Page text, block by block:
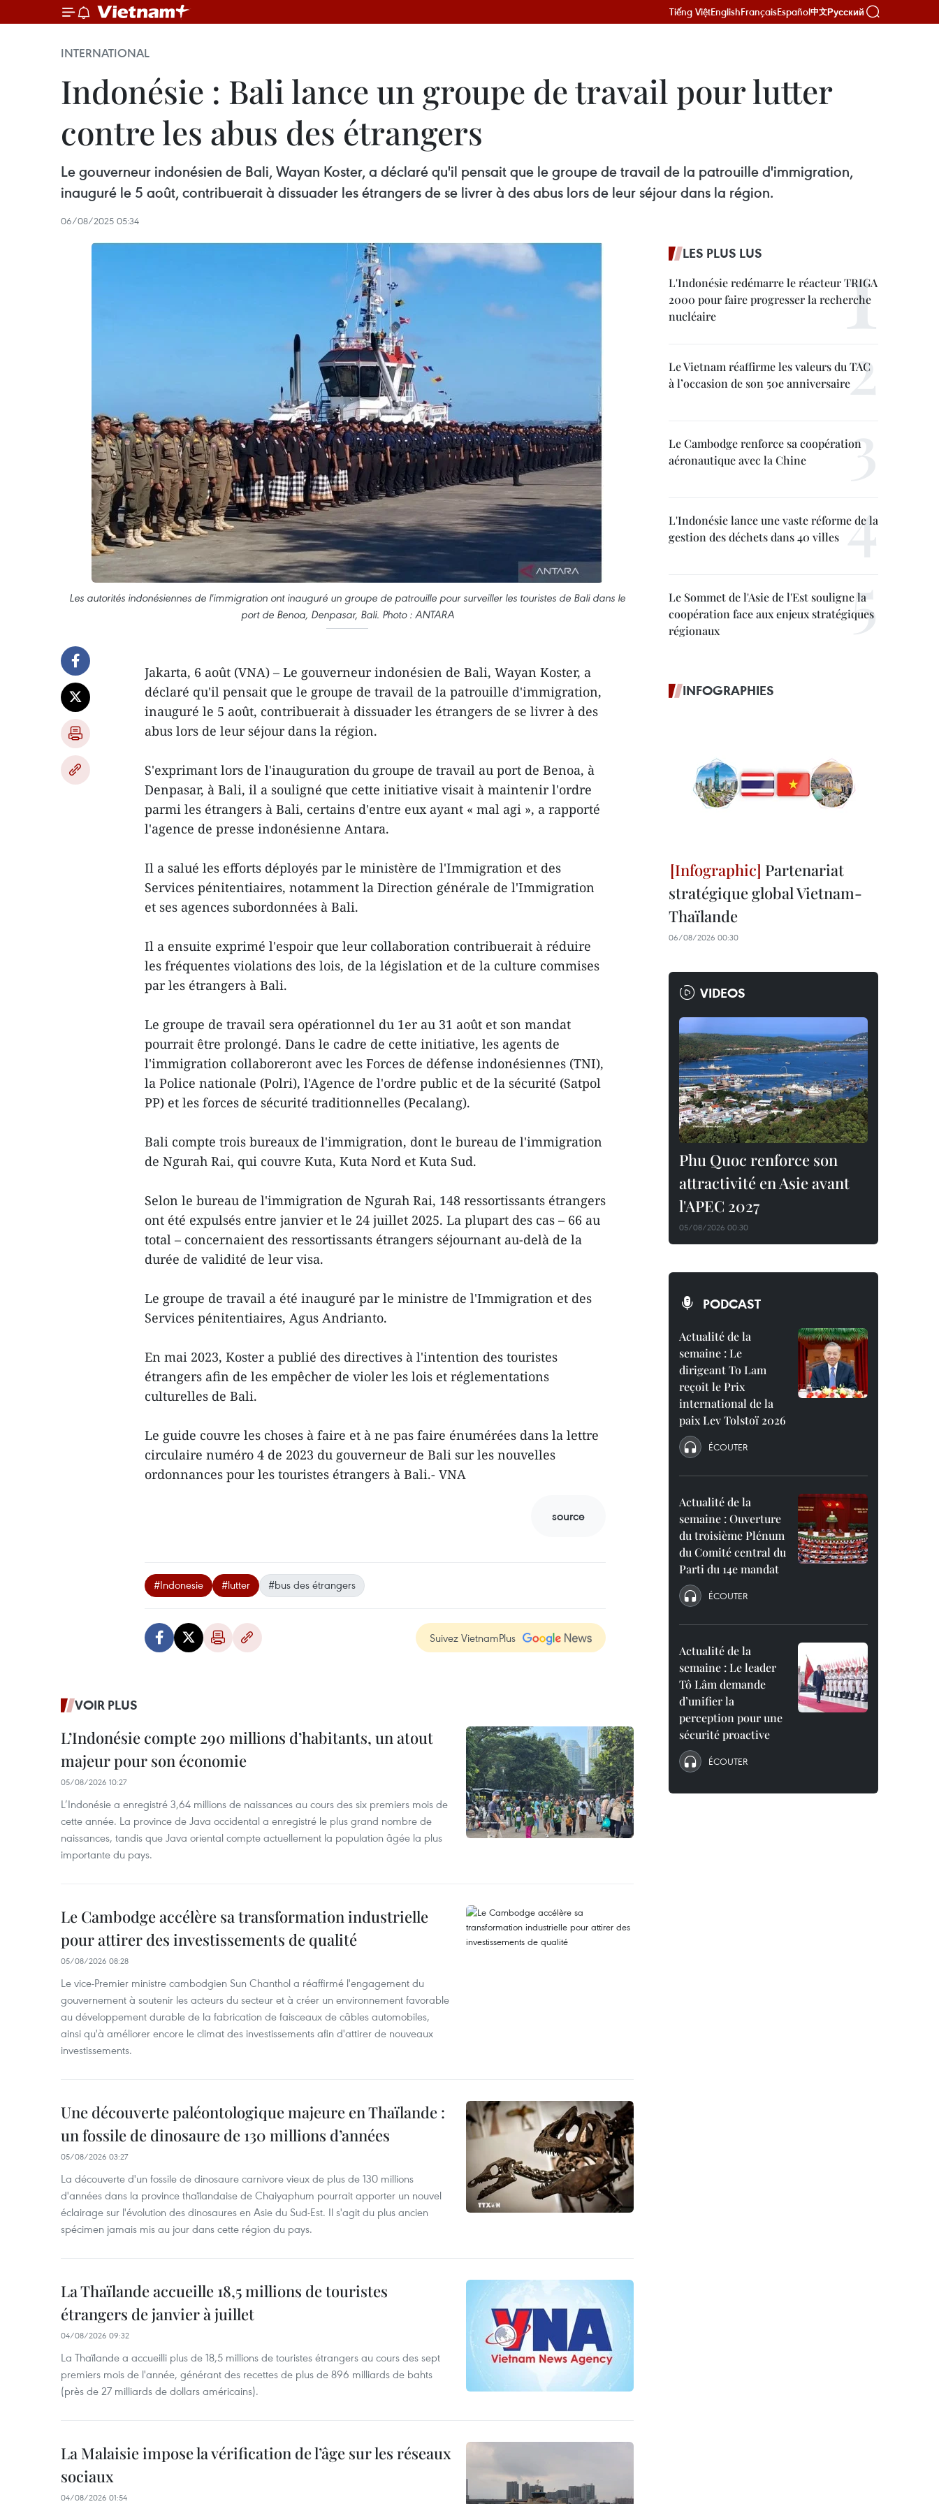
Tiếng ViệtEnglishFrançaisEspañol中文Русский
INTERNATIONAL
Indonésie : Bali lance un groupe de travail pour lutter
contre les abus des étrangers
Le gouverneur indonésien de Bali, Wayan Koster, a déclaré qu'il pensait que le groupe de travail de la patrouille d'immigration,
inauguré le 5 août, contribuerait à dissuader les étrangers de se livrer à des abus lors de leur séjour dans la région.
06/08/2025 05:34
Les autorités indonésiennes de l'immigration ont inauguré un groupe de patrouille pour surveiller les touristes de Bali dans le
port de Benoa, Denpasar, Bali. Photo : ANTARA
Jakarta, 6 août (VNA) – Le gouverneur indonésien de Bali, Wayan Koster, a
déclaré qu'il pensait que le groupe de travail de la patrouille d'immigration,
inauguré le 5 août, contribuerait à dissuader les étrangers de se livrer à des
abus lors de leur séjour dans la région.
S'exprimant lors de l'inauguration du groupe de travail au port de Benoa, à
Denpasar, à Bali, il a souligné que cette initiative visait à maintenir l'ordre
parmi les étrangers à Bali, certains d'entre eux ayant « mal agi », a rapporté
l'agence de presse indonésienne Antara.
Il a salué les efforts déployés par le ministère de l'Immigration et des
Services pénitentiaires, notamment la Direction générale de l'Immigration
et ses agences subordonnées à Bali.
Il a ensuite exprimé l'espoir que leur collaboration contribuerait à réduire
les fréquentes violations des lois, de la législation et de la culture commises
par les étrangers à Bali.
Le groupe de travail sera opérationnel du 1er au 31 août et son mandat
pourrait être prolongé. Dans le cadre de cette initiative, les agents de
l'immigration collaboreront avec les Forces de défense indonésiennes (TNI),
la Police nationale (Polri), l'Agence de l'ordre public et de la sécurité (Satpol
PP) et les forces de sécurité traditionnelles (Pecalang).
Bali compte trois bureaux de l'immigration, dont le bureau de l'immigration
de Ngurah Rai, qui couvre Kuta, Kuta Nord et Kuta Sud.
Selon le bureau de l'immigration de Ngurah Rai, 148 ressortissants étrangers
ont été expulsés entre janvier et le 24 juillet 2025. La plupart des cas – 66 au
total – concernaient des ressortissants étrangers séjournant au-delà de la
durée de validité de leur visa.
Le groupe de travail a été inauguré par le ministre de l'Immigration et des
Services pénitentiaires, Agus Andrianto.
En mai 2023, Koster a publié des directives à l'intention des touristes
étrangers afin de les empêcher de violer les lois et réglementations
culturelles de Bali.
Le guide couvre les choses à faire et à ne pas faire énumérées dans la lettre
circulaire numéro 4 de 2023 du gouverneur de Bali sur les nouvelles
ordonnances pour les touristes étrangers à Bali.- VNA
source
#Indonesie #lutter #bus des étrangers
Suivez VietnamPlus
VOIR PLUS
L’Indonésie compte 290 millions d’habitants, un atout
majeur pour son économie
05/08/2026 10:27
L’Indonésie a enregistré 3,64 millions de naissances au cours des six premiers mois de
cette année. La province de Java occidental a enregistré le plus grand nombre de
naissances, tandis que Java oriental compte actuellement la population âgée la plus
importante du pays.
Le Cambodge accélère sa transformation industrielle
pour attirer des investissements de qualité
05/08/2026 08:28
Le vice-Premier ministre cambodgien Sun Chanthol a réaffirmé l'engagement du
gouvernement à soutenir les acteurs du secteur et à créer un environnement favorable
au développement durable de la fabrication de faisceaux de câbles automobiles,
ainsi qu'à améliorer encore le climat des investissements afin d'attirer de nouveaux
investissements.
Une découverte paléontologique majeure en Thaïlande :
un fossile de dinosaure de 130 millions d’années
05/08/2026 03:27
La découverte d'un fossile de dinosaure carnivore vieux de plus de 130 millions
d'années dans la province thaïlandaise de Chaiyaphum pourrait apporter un nouvel
éclairage sur l'évolution des dinosaures en Asie du Sud-Est. Il s'agit du plus ancien
spécimen jamais mis au jour dans cette région du pays.
La Thaïlande accueille 18,5 millions de touristes
étrangers de janvier à juillet
04/08/2026 09:32
La Thaïlande a accueilli plus de 18,5 millions de touristes étrangers au cours des sept
premiers mois de l'année, générant des recettes de plus de 896 milliards de bahts
(près de 27 milliards de dollars américains).
La Malaisie impose la vérification de l’âge sur les réseaux
sociaux
04/08/2026 01:54
LES PLUS LUS
L'Indonésie redémarre le réacteur TRIGA
2000 pour faire progresser la recherche
nucléaire
Le Vietnam réaffirme les valeurs du TAC
à l’occasion de son 50e anniversaire
Le Cambodge renforce sa coopération
aéronautique avec la Chine
L'Indonésie lance une vaste réforme de la
gestion des déchets dans 40 villes
Le Sommet de l'Asie de l'Est souligne la
coopération face aux enjeux stratégiques
régionaux
INFOGRAPHIES
Partenariat
stratégique global Vietnam-
Thaïlande
06/08/2026 00:30
VIDEOS
Phu Quoc renforce son
attractivité en Asie avant
l'APEC 2027
05/08/2026 00:30
PODCAST
Actualité de la
semaine : Le
dirigeant To Lam
reçoit le Prix
international de la
paix Lev Tolstoï 2026
ÉCOUTER
Actualité de la
semaine : Ouverture
du troisième Plénum
du Comité central du
Parti du 14e mandat
ÉCOUTER
Actualité de la
semaine : Le leader
Tô Lâm demande
d’unifier la
perception pour une
sécurité proactive
ÉCOUTER